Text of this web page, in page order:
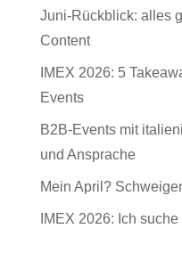
Juni-Rückblick: alles
Content
IMEX 2026: 5
Events
B2B-Events mit
und Ansprache
Mein April?
IMEX 2026: Ich